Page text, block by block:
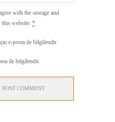
with the storage and
website. *
e-posta ile bilgilendir.
ile bilgilendir.